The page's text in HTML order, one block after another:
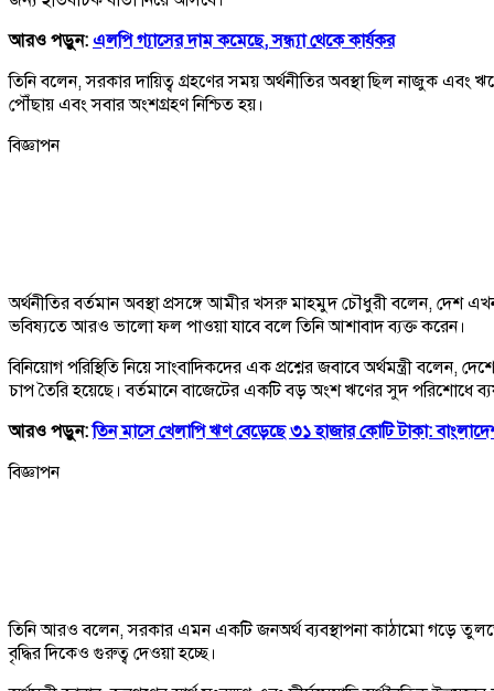
আরও পড়ুন: এলপি গ্যাসের দাম কমেছে, সন্ধ্যা থেকে কার্যকর
তিনি বলেন, সরকার দায়িত্ব গ্রহণের সময় অর্থনীতির অবস্থা ছিল নাজুক এবং
পৌঁছায় এবং সবার অংশগ্রহণ নিশ্চিত হয়।
বিজ্ঞাপন
অর্থনীতির বর্তমান অবস্থা প্রসঙ্গে আমীর খসরু মাহমুদ চৌধুরী বলেন, দেশ
ভবিষ্যতে আরও ভালো ফল পাওয়া যাবে বলে তিনি আশাবাদ ব্যক্ত করেন।
বিনিয়োগ পরিস্থিতি নিয়ে সাংবাদিকদের এক প্রশ্নের জবাবে অর্থমন্ত্রী
চাপ তৈরি হয়েছে। বর্তমানে বাজেটের একটি বড় অংশ ঋণের সুদ পরিশোধে
আরও পড়ুন:তিন মাসে খেলাপি ঋণ বেড়েছে ৩১ হাজার কোটি টাকা:
বিজ্ঞাপন
তিনি আরও বলেন, সরকার এমন একটি জনঅর্থ ব্যবস্থাপনা কাঠামো গড়ে
বৃদ্ধির দিকেও গুরুত্ব দেওয়া হচ্ছে।